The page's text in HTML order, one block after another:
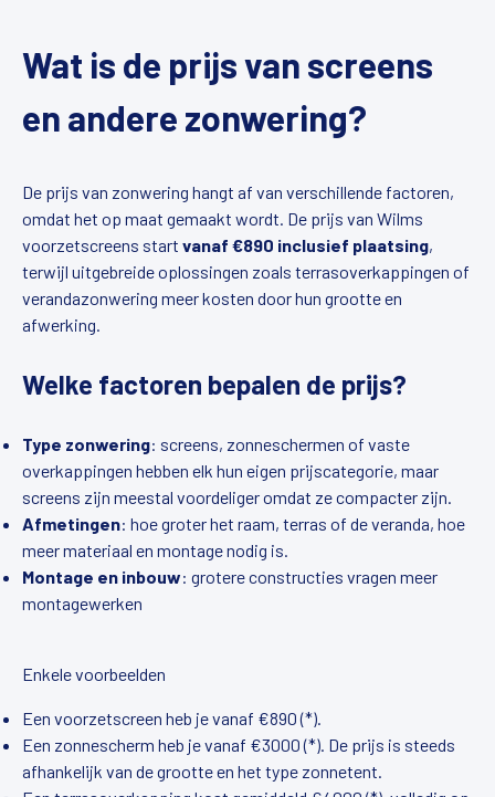
Wat is de prijs van screens
en andere zonwering?
De prijs van zonwering hangt af van verschillende factoren,
omdat het op maat gemaakt wordt. De prijs van Wilms
voorzetscreens start vanaf €890 inclusief plaatsing,
terwijl uitgebreide oplossingen zoals terrasoverkappingen of
verandazonwering meer kosten door hun grootte en
afwerking.
Welke factoren bepalen de prijs?
Type zonwering: screens, zonneschermen of vaste
overkappingen hebben elk hun eigen prijscategorie, maar
screens zijn meestal voordeliger omdat ze compacter zijn.
Afmetingen: hoe groter het raam, terras of de veranda, hoe
meer materiaal en montage nodig is.
Montage en inbouw: grotere constructies vragen meer
montagewerken
Enkele voorbeelden
Een voorzetscreen heb je vanaf €890 (*).
Een zonnescherm heb je vanaf €3000 (*). De prijs is steeds
afhankelijk van de grootte en het type zonnetent.